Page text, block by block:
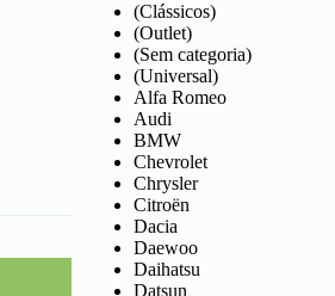
(Clássicos)
(Outlet)
(Sem categoria)
(Universal)
Alfa Romeo
Audi
BMW
Chevrolet
Chrysler
Citroën
Dacia
Daewoo
Daihatsu
Datsun